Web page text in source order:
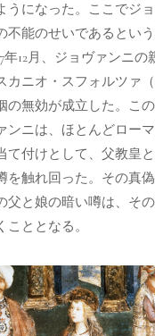
うになった。ここでジ
不能のせいであるとい
年12月、ジョヴァンニ
ニオ・スフォルツァ（
の無効が成立した。こ
ンニは、ほとんどロー
て付けとして、父教皇
を触れ回った。その真
父と娘の暗い噂は、そ
ととなる。